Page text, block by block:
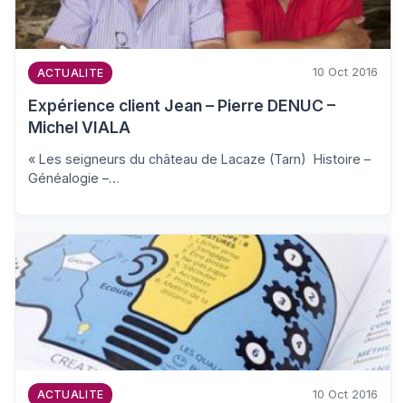
ACTUALITE 10 Oct 2016
Expérience client Jean – Pierre DENUC –
Michel VIALA
« Les seigneurs du château de Lacaze (Tarn) Histoire –
Généalogie –…
ACTUALITE 10 Oct 2016